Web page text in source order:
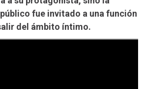
fue invitado a una función
del ámbito íntimo.